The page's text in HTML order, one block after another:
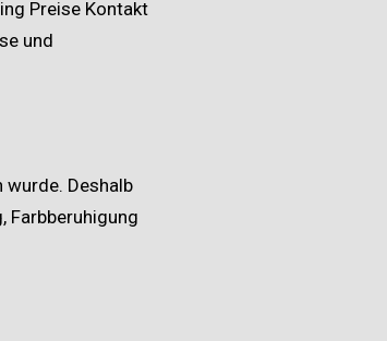
Preise Kontakt
und
wurde. Deshalb
Farbberuhigung